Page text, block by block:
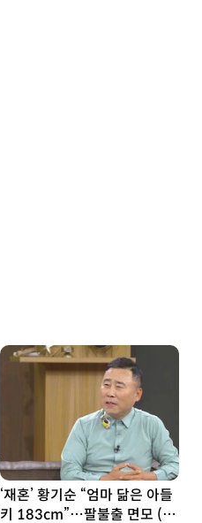
‘재혼’ 황기순 “엄마 닮은 아들
키 183cm”…팔불출 면모 (데